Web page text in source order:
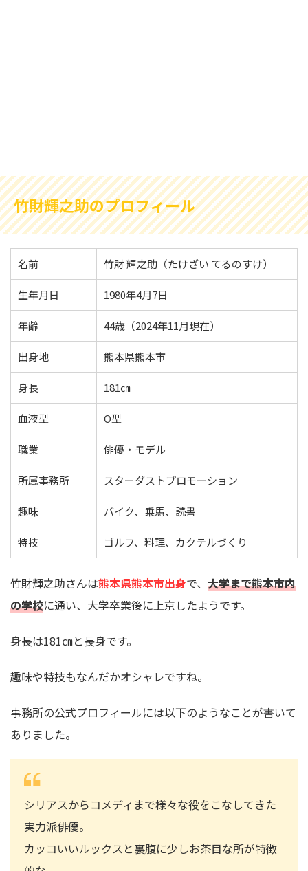
竹財輝之助のプロフィール
名前 竹財 輝之助（たけざい てるのすけ）
生年月日 1980年4月7日
年齢 44歳（2024年11月現在）
出身地 熊本県熊本市
身長 181㎝
血液型 O型
職業 俳優・モデル
所属事務所 スターダストプロモーション
趣味 バイク、乗馬、読書
特技 ゴルフ、料理、カクテルづくり
竹財輝之助さんは熊本県熊本市出身で、 大学まで熊本市内
の学校に通い、大学卒業後に上京したようです。
身長は181㎝と長身です。
趣味や特技もなんだかオシャレですね。
事務所の公式プロフィールには以下のようなことが書いて
ありました。
シリアスからコメディまで様々な役をこなしてきた
実力派俳優。
カッコいいルックスと裏腹に少しお茶目な所が特徴